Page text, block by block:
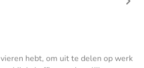
hebt, om uit te delen op werk